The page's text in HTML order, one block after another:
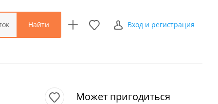
Найти Вход и регистрация
Может пригодиться